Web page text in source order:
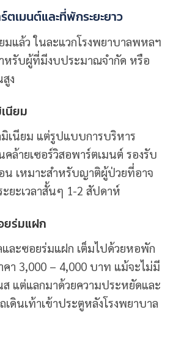
ตเมนต์และที่พักระยะยาว
แล้ว ในละแวกโรงพยาบาลพหลฯ
หรับผู้ที่มีงบประมาณจำกัด หรือ
ง
นียม
เนียม แต่รูปแบบการบริหาร
ล้ายเซอร์วิสอพาร์ตเมนต์ รองรับ
น เหมาะสำหรับญาติผู้ป่วยที่อาจ
ยะเวลาสั้นๆ 1-2 สัปดาห์
ยร่มแฝก
ละซอยร่มแฝก เต็มไปด้วยหอพัก
คา 3,000 – 4,000 บาท แม้จะไม่มี
แต่แลกมาด้วยความประหยัดและ
เดินเท้าเข้าประตูหลังโรงพยาบาล